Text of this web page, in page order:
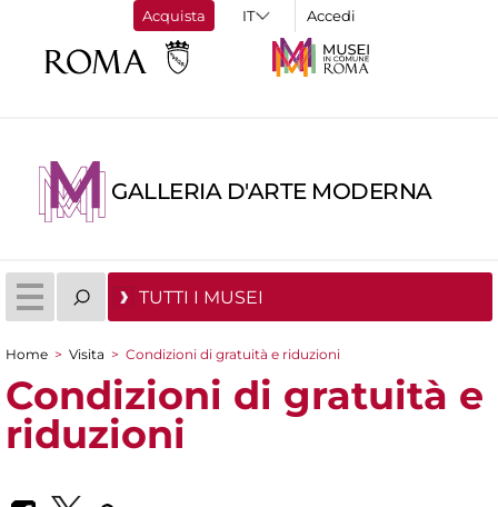
Acquista Accedi
GALLERIA D'ARTE MODERNA
TUTTI I MUSEI
Tu sei qui
Home > Visita > Condizioni di gratuità e riduzioni
Condizioni di gratuità e
riduzioni